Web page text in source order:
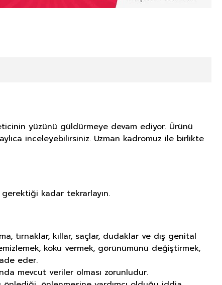
yüzünü güldürmeye devam ediyor. Ürünü
inceleyebilirsiniz. Uzman kadromuz ile birlikte
kadar tekrarlayın.
tırnaklar, kıllar, saçlar, dudaklar ve dış genital
koku vermek, görünümünü değiştirmek,
eder.
mevcut veriler olması zorunludur.